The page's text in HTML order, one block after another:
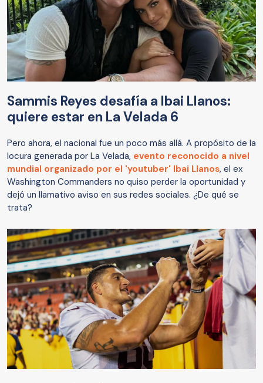
Sammis Reyes desafía a Ibai Llanos:
quiere estar en La Velada 6
Pero ahora, el nacional fue un poco más allá. A propósito de la
locura generada por La Velada, evento reconocido a nivel
mundial organizado por el 'youtuber' Ibai Llanos, el ex
Washington Commanders no quiso perder la oportunidad y
dejó un llamativo aviso en sus redes sociales. ¿De qué se
trata?